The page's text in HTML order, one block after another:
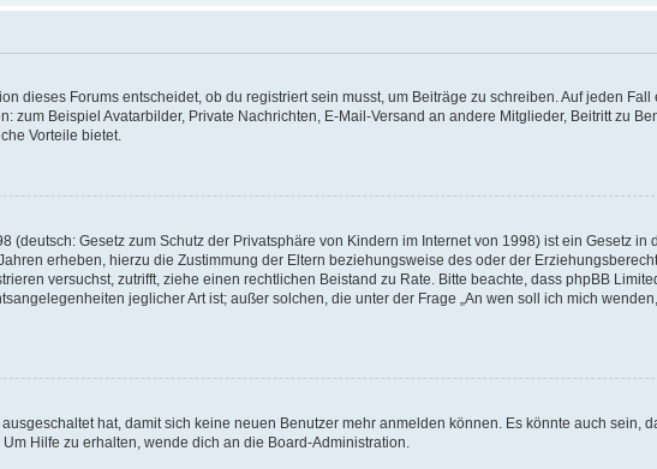
dieses Forums entscheidet, ob du registriert sein musst, um Beiträge zu schreiben. Auf jeden
zum Beispiel Avatarbilder, Private Nachrichten, E-Mail-Versand an andere Mitglieder, Beitritt zu
Vorteile bietet.
(deutsch: Gesetz zum Schutz der Privatsphäre von Kindern im Internet von 1998) ist ein Gesetz in
erheben, hierzu die Zustimmung der Eltern beziehungsweise des oder der
versuchst, zutrifft, ziehe einen rechtlichen Beistand zu Rate. Bitte beachte, dass phpBB
jeglicher Art ist; außer solchen, die unter der Frage „An wen soll ich mich
hat, damit sich keine neuen Benutzer mehr anmelden können. Es könnte auch sein,
Hilfe zu erhalten, wende dich an die Board-Administration.